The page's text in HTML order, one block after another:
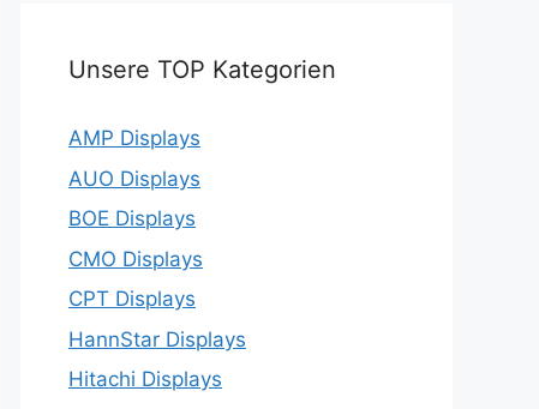
Unsere TOP Kategorien
AMP Displays
AUO Displays
BOE Displays
CMO Displays
CPT Displays
HannStar Displays
Hitachi Displays